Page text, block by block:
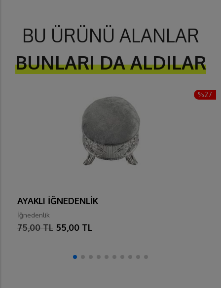
BU ÜRÜNÜ ALANLAR
BUNLARI DA ALDILAR
%27
AYAKLI İĞNEDENLİK
İğnedenlik
75,00 TL 55,00 TL